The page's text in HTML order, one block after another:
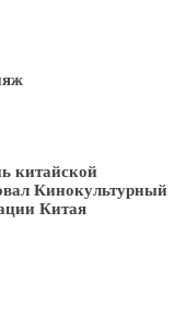
китайской
Кинокультурный
Китая